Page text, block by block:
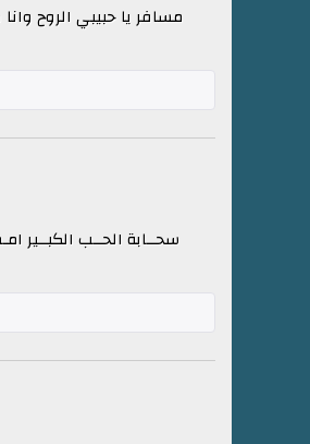
مسافر يا حبيبي الروح
سحــابة الحــب الكبــير